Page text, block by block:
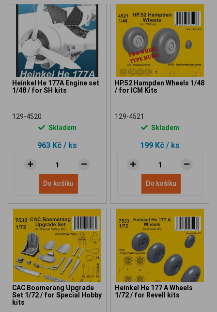
Heinkel He 177A Engine set
1/48 / for SH kits
129-4520
Skladem
963 Kč / ks
Do košíku
HP.52 Hampden Wheels 1/48
/ for ICM Kits
129-4521
Skladem
199 Kč / ks
Do košíku
CAC Boomerang Upgrade
Set 1/72 / for Special Hobby
kits
Heinkel He 177 A Wheels
1/72 / for Revell kits